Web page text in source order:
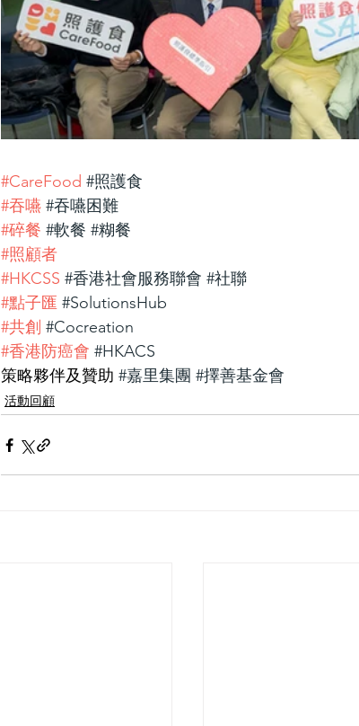
#CareFood #照護食
#吞嚥 #吞嚥困難
#碎餐 #軟餐 #糊餐
#照顧者
#HKCSS #香港社會服務聯會 #社聯
#點子匯 #SolutionsHub
#共創 #Cocreation
#香港防癌會 #HKACS
策略夥伴及贊助 #嘉里集團 #擇善基金會
活動回顧